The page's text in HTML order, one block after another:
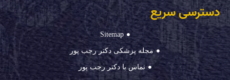
دسترسی سریع
Sitemap
مجله پزشکی دکتر رجب پور
تماس با دکتر رجب پور